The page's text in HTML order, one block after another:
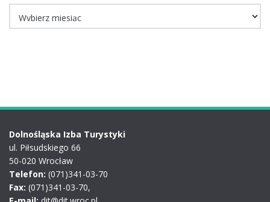
Dolnośląska Izba Turystyki
ul. Piłsudskiego 66
50-020 Wrocław
Telefon: (071)341-03-70
Fax: (071)341-03-70,